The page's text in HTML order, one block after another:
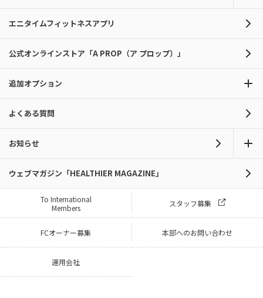
エニタイムフィットネスアプリ
公式オンラインストア「A PROP（ア プロップ）」
追加オプション
よくある質問
お知らせ
ウェブマガジン「HEALTHIER MAGAZINE」
To International
Members
スタッフ募集
FCオーナー募集 本部へのお問い合わせ
運用会社